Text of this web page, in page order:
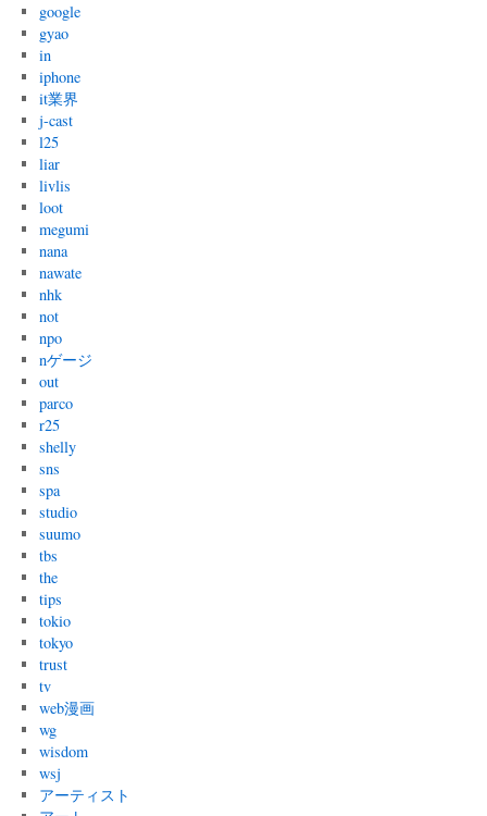
google
gyao
in
iphone
it業界
j-cast
l25
liar
livlis
loot
megumi
nana
nawate
nhk
not
npo
nゲージ
out
parco
r25
shelly
sns
spa
studio
suumo
tbs
the
tips
tokio
tokyo
trust
tv
web漫画
wg
wisdom
wsj
アーティスト